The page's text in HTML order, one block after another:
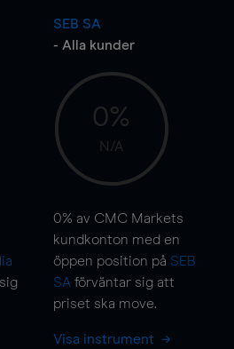
SEB SA
- Alla kunder
0%
N/A
0% av CMC Markets
kundkonton med en
öppen position på SEB
SA förväntar sig att
priset ska move.
Visa instrument